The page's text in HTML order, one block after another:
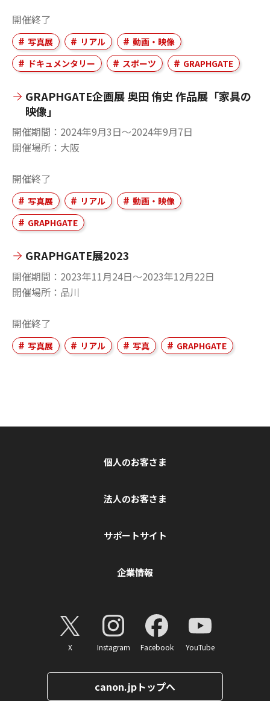
開催終了
写真展 リアル
動画・映像
ドキュメンタリー
スポーツ GRAPHGATE
GRAPHGATE企画展 奥田 侑史 作品展「家具の
映像」
開催期間
2024年9月3日〜2024年9月7日
開催場所
大阪
開催終了
写真展 リアル
動画・映像
GRAPHGATE
GRAPHGATE展2023
開催期間
2023年11月24日〜2023年12月22日
開催場所
品川
開催終了
写真展 リアル 写真 GRAPHGATE
個人のお客さま
法人のお客さま
サポートサイト
企業情報
X Instagram Facebook YouTube
canon.jpトップへ